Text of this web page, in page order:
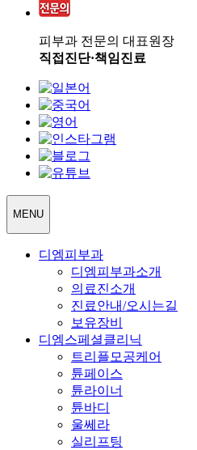
피부과 전문의 대표원장
직접진단·책임진료
MENU
디엠피부과
디엠피부과소개
의료진소개
진료안내/오시는길
보유장비
디엠스페셜클리닉
트리플모공케어
튠페이스
튠라이너
튠바디
울쎄라
실리프팅